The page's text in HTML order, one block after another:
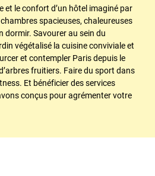
et le confort d’un hôtel imaginé par
spacieuses, chaleureuses
dormir. Savourer au sein du
végétalisé la cuisine conviviale et
et contempler Paris depuis le
fruitiers. Faire du sport dans
Et bénéficier des services
conçus pour agrémenter votre